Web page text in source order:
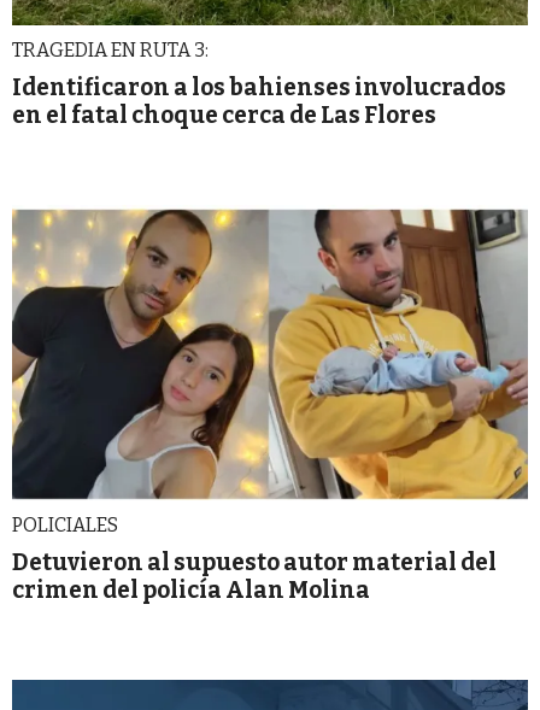
TRAGEDIA EN RUTA 3:
Identificaron a los bahienses involucrados
en el fatal choque cerca de Las Flores
POLICIALES
Detuvieron al supuesto autor material del
crimen del policía Alan Molina